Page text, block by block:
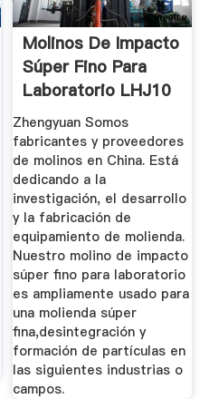
Molinos De Impacto
Súper Fino Para
Laboratorio LHJ10
...
Zhengyuan Somos
fabricantes y proveedores
de molinos en China. Está
dedicando a la
investigación, el desarrollo
y la fabricación de
equipamiento de molienda.
Nuestro molino de impacto
súper fino para laboratorio
es ampliamente usado para
una molienda súper
fina,desintegración y
formación de partículas en
las siguientes industrias o
campos.